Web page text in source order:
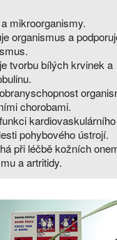
mikroorganismy.
organismus a
tvorbu bílých krvinek a
chorobami.
pohybového ústrojí.
při léčbě kožních
a artritidy.